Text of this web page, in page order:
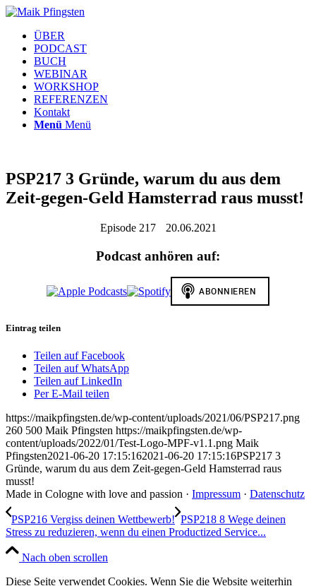
ÜBER
PODCAST
BUCH
WEBINAR
WORKSHOP
REFERENZEN
Kontakt
Menü Menü
PSP217 3 Gründe, warum du aus dem
Zeit-gegen-Geld Hamsterrad raus musst!
Episode 217 20.06.2021
Podcast anhören auf:
Eintrag teilen
Teilen auf Facebook
Teilen auf WhatsApp
Teilen auf LinkedIn
Per E-Mail teilen
https://maikpfingsten.de/wp-content/uploads/2021/06/PSP217.png
260 500 Maik Pfingsten https://maikpfingsten.de/wp-
content/uploads/2022/01/Test-Logo-MPF-v1.1.png Maik
Pfingsten2021-06-20 17:15:162021-06-20 17:15:16PSP217 3
Gründe, warum du aus dem Zeit-gegen-Geld Hamsterrad raus
musst!
Made in Cologne with love and passion · Impressum · Datenschutz
PSP216 Vergiss deinen Wettbewerb! PSP218 8 Wege deinen
Stress zu reduzieren, wenn du einen Productized Service...
Nach oben scrollen
Diese Seite verwendet Cookies. Wenn Sie die Website weiterhin